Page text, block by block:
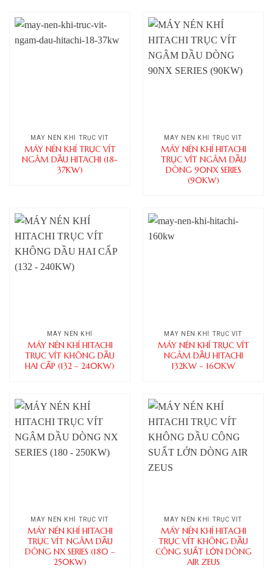
MÁY NÉN KHÍ TRỤC VÍT
MÁY NÉN KHÍ TRỤC VÍT
NGÂM DẦU HITACHI (18-
37KW)
MÁY NÉN KHÍ TRỤC VÍT
MÁY NÉN KHÍ HITACHI
TRỤC VÍT NGÂM DẦU
DÒNG 90NX SERIES
(90KW)
MÁY NÉN KHÍ
MÁY NÉN KHÍ HITACHI
TRỤC VÍT KHÔNG DẦU
HAI CẤP (132 – 240KW)
MÁY NÉN KHÍ TRỤC VÍT
MÁY NÉN KHÍ TRỤC VÍT
NGÂM DẦU HITACHI
132KW – 160KW
MÁY NÉN KHÍ TRỤC VÍT
MÁY NÉN KHÍ HITACHI
TRỤC VÍT NGÂM DẦU
DÒNG NX SERIES (180 –
250KW)
MÁY NÉN KHÍ TRỤC VÍT
MÁY NÉN KHÍ HITACHI
TRỤC VÍT KHÔNG DẦU
CÔNG SUẤT LỚN DÒNG
AIR ZEUS